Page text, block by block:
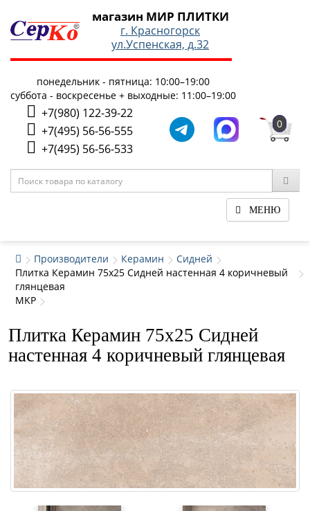
магазин МИР ПЛИТКИ
г. Красногорск
ул.Успенская, д.32
понедельник - пятница: 10:00–19:00
суббота - воскресенье + выходные: 11:00–19:00
+7(980) 122-39-22
+7(495) 56-56-555
+7(495) 56-56-533
0
МЕНЮ
Производители Керамин
Сидней
Плитка Керамин 75x25 Сидней настенная 4 коричневый
глянцевая
MKP
Плитка Керамин 75x25 Сидней
настенная 4 коричневый глянцевая